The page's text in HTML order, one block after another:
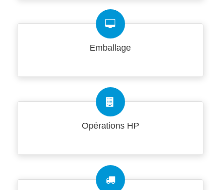
Emballage
Opérations HP